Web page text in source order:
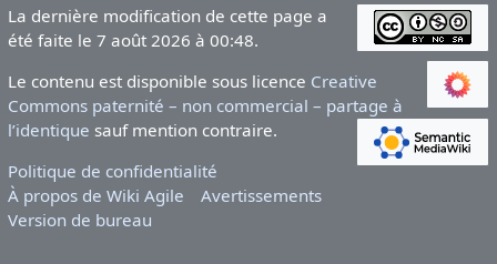
La dernière modification de cette page a
été faite le 7 août 2026 à 00:48.
Le contenu est disponible sous licence Creative
Commons paternité – non commercial – partage à
l’identique sauf mention contraire.
Politique de confidentialité
À propos de Wiki Agile
Avertissements
Version de bureau